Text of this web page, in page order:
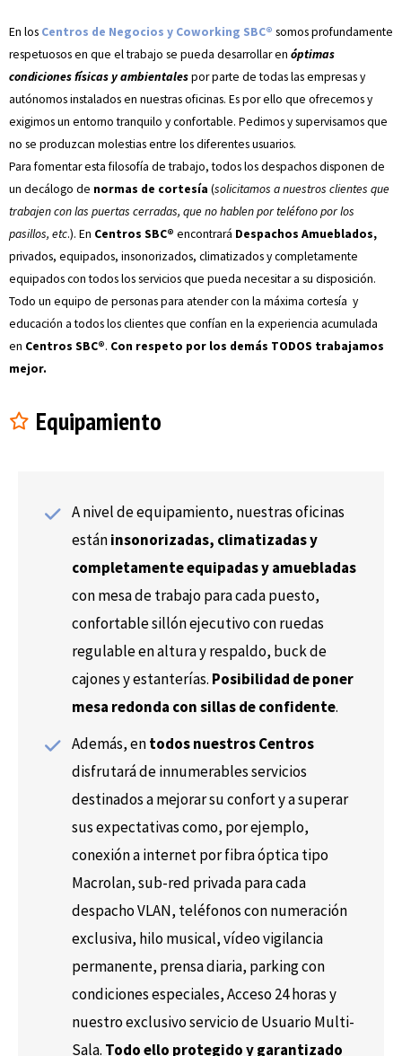
En los Centros de Negocios y Coworking SBC® somos profundamente
respetuosos en que el trabajo se pueda desarrollar en óptimas
condiciones físicas y ambientalespor parte de todas las empresas y
autónomos instalados en nuestras oficinas. Es por ello que ofrecemos y
exigimos un entorno tranquilo y confortable. Pedimos y supervisamos que
no se produzcan molestias entre los diferentes usuarios.
Para fomentar esta filosofía de trabajo, todos los despachos disponen de
un decálogo de normas de cortesía (solicitamos a nuestros clientes que
trabajen con las puertas cerradas, que no hablen por teléfono por los
pasillos, etc.). En Centros SBC® encontrará Despachos Amueblados,
privados, equipados, insonorizados, climatizados y completamente
equipados con todos los servicios que pueda necesitar a su disposición.
Todo un equipo de personas para atender con la máxima cortesía y
educación a todos los clientes que confían en la experiencia acumulada
en Centros SBC®. Con respeto por los demás TODOS trabajamos
mejor.
Equipamiento
A nivel de equipamiento, nuestras oficinas
estáninsonorizadas, climatizadas y
completamente equipadas y amuebladas
con mesa de trabajo para cada puesto,
confortable sillón ejecutivo con ruedas
regulable en altura y respaldo, buck de
cajones y estanterías. Posibilidad de poner
mesa redonda con sillas de confidente.
Además, entodos nuestros Centros
disfrutará de innumerables servicios
destinados a mejorar su confort y a superar
sus expectativas como, por ejemplo,
conexión a internet por fibra óptica tipo
Macrolan, sub-red privada para cada
despacho VLAN, teléfonos con numeración
exclusiva, hilo musical, vídeo vigilancia
permanente, prensa diaria, parking con
condiciones especiales, Acceso 24 horas y
nuestro exclusivo servicio de Usuario Multi-
Sala. Todo ello protegido y garantizado